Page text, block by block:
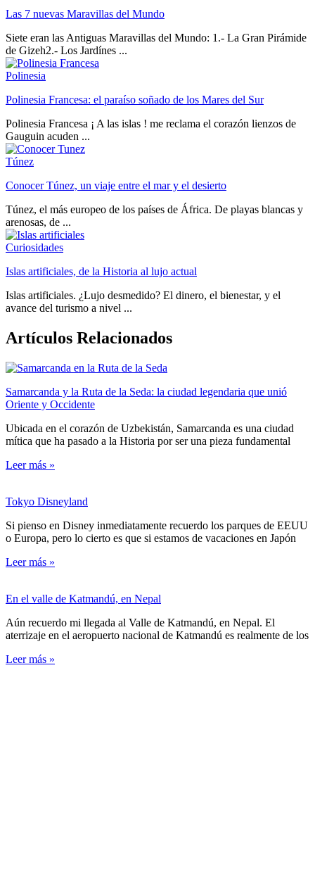
Las 7 nuevas Maravillas del Mundo
Siete eran las Antiguas Maravillas del Mundo: 1.- La Gran Pirámide
de Gizeh2.- Los Jardínes ...
Polinesia
Polinesia Francesa: el paraíso soñado de los Mares del Sur
Polinesia Francesa ¡ A las islas ! me reclama el corazón lienzos de
Gauguin acuden ...
Túnez
Conocer Túnez, un viaje entre el mar y el desierto
Túnez, el más europeo de los países de África. De playas blancas y
arenosas, de ...
Curiosidades
Islas artificiales, de la Historia al lujo actual
Islas artificiales. ¿Lujo desmedido? El dinero, el bienestar, y el
avance del turismo a nivel ...
Artículos Relacionados
Samarcanda y la Ruta de la Seda: la ciudad legendaria que unió
Oriente y Occidente
Ubicada en el corazón de Uzbekistán, Samarcanda es una ciudad
mítica que ha pasado a la Historia por ser una pieza fundamental
Leer más »
Tokyo Disneyland
Si pienso en Disney inmediatamente recuerdo los parques de EEUU
o Europa, pero lo cierto es que si estamos de vacaciones en Japón
Leer más »
En el valle de Katmandú, en Nepal
Aún recuerdo mi llegada al Valle de Katmandú, en Nepal. El
aterrizaje en el aeropuerto nacional de Katmandú es realmente de los
Leer más »